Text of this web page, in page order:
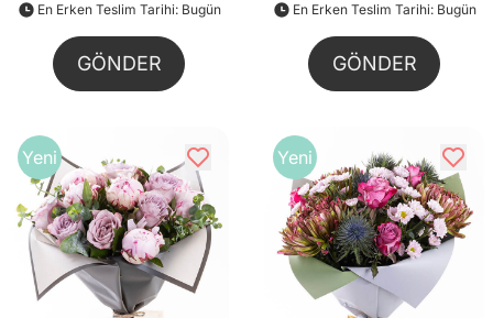
En Erken Teslim Tarihi: Bugün
GÖNDER
En Erken Teslim Tarihi: Bugün
GÖNDER
Yeni Yeni